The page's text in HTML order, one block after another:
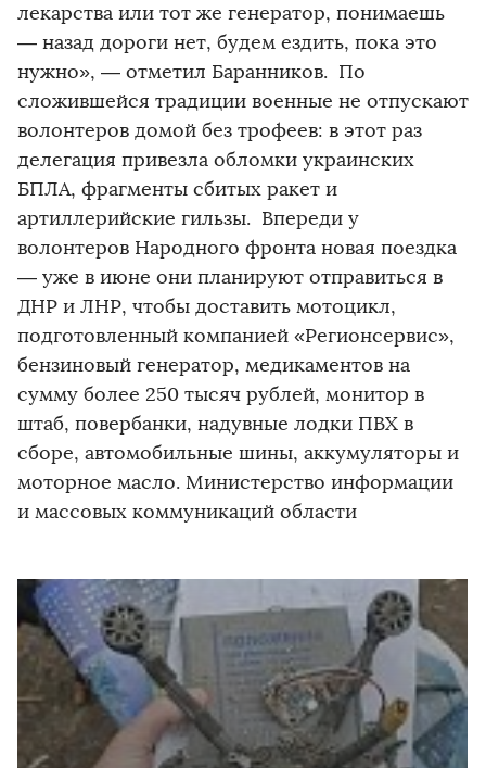
лекарства или тот же генератор, понимаешь
— назад дороги нет, будем ездить, пока это
нужно», — отметил Баранников. По
сложившейся традиции военные не отпускают
волонтеров домой без трофеев: в этот раз
делегация привезла обломки украинских
БПЛА, фрагменты сбитых ракет и
артиллерийские гильзы. Впереди у
волонтеров Народного фронта новая поездка
— уже в июне они планируют отправиться в
ДНР и ЛНР, чтобы доставить мотоцикл,
подготовленный компанией «Регионсервис»,
бензиновый генератор, медикаментов на
сумму более 250 тысяч рублей, монитор в
штаб, повербанки, надувные лодки ПВХ в
сборе, автомобильные шины, аккумуляторы и
моторное масло. Министерство информации
и массовых коммуникаций области